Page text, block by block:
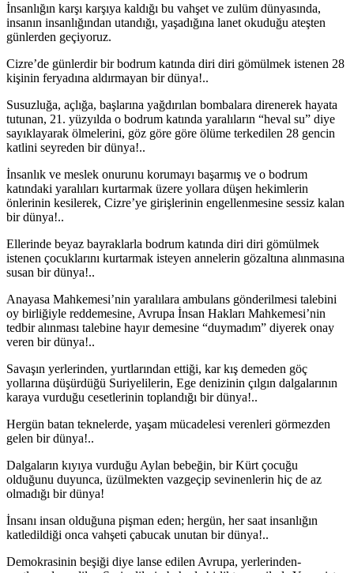
İnsanlığın karşı karşıya kaldığı bu vahşet ve zulüm dünyasında,
insanın insanlığından utandığı, yaşadığına lanet okuduğu ateşten
günlerden geçiyoruz.
Cizre’de günlerdir bir bodrum katında diri diri gömülmek istenen 28
kişinin feryadına aldırmayan bir dünya!..
Susuzluğa, açlığa, başlarına yağdırılan bombalara direnerek hayata
tutunan, 21. yüzyılda o bodrum katında yaralıların “heval su” diye
sayıklayarak ölmelerini, göz göre göre ölüme terkedilen 28 gencin
katlini seyreden bir dünya!..
İnsanlık ve meslek onurunu korumayı başarmış ve o bodrum
katındaki yaralıları kurtarmak üzere yollara düşen hekimlerin
önlerinin kesilerek, Cizre’ye girişlerinin engellenmesine sessiz kalan
bir dünya!..
Ellerinde beyaz bayraklarla bodrum katında diri diri gömülmek
istenen çocuklarını kurtarmak isteyen annelerin gözaltına alınmasına
susan bir dünya!..
Anayasa Mahkemesi’nin yaralılara ambulans gönderilmesi talebini
oy birliğiyle reddemesine, Avrupa İnsan Hakları Mahkemesi’nin
tedbir alınması talebine hayır demesine “duymadım” diyerek onay
veren bir dünya!..
Savaşın yerlerinden, yurtlarından ettiği, kar kış demeden göç
yollarına düşürdüğü Suriyelilerin, Ege denizinin çılgın dalgalarının
karaya vurduğu cesetlerinin toplandığı bir dünya!..
Hergün batan teknelerde, yaşam mücadelesi verenleri görmezden
gelen bir dünya!..
Dalgaların kıyıya vurduğu Aylan bebeğin, bir Kürt çocuğu
olduğunu duyunca, üzülmekten vazgeçip sevinenlerin hiç de az
olmadığı bir dünya!
İnsanı insan olduğuna pişman eden; hergün, her saat insanlığın
katledildiği onca vahşeti çabucak unutan bir dünya!..
Demokrasinin beşiği diye lanse edilen Avrupa, yerlerinden-